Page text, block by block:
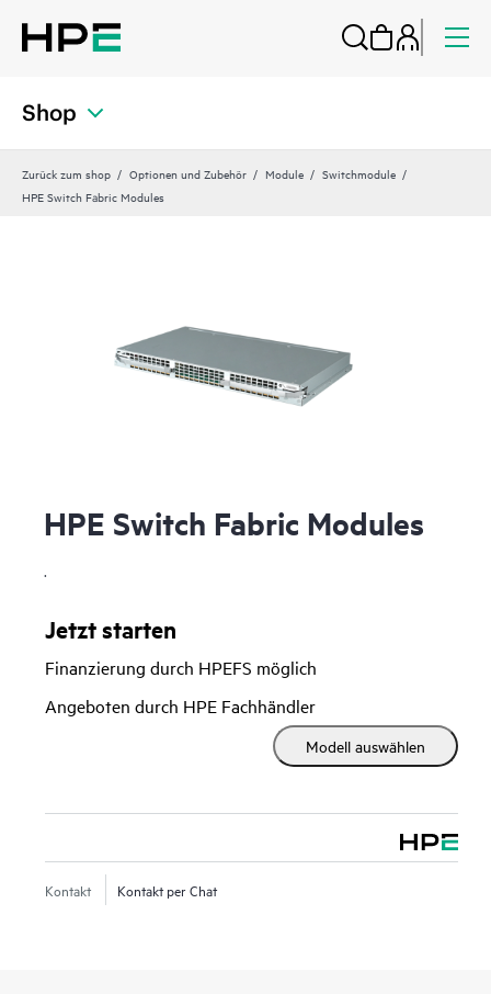
Shop
Zurück zum shop Optionen und Zubehör Module
Switchmodule
HPE Switch Fabric Modules
HPE Switch Fabric Modules
.
Jetzt starten
Finanzierung durch HPEFS möglich
Angeboten durch HPE Fachhändler
Modell auswählen
Kontakt Kontakt per Chat